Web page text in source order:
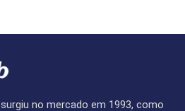
surgiu no mercado em 1993, como